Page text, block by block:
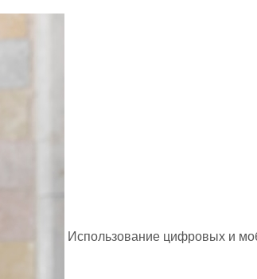
Использование цифровых и